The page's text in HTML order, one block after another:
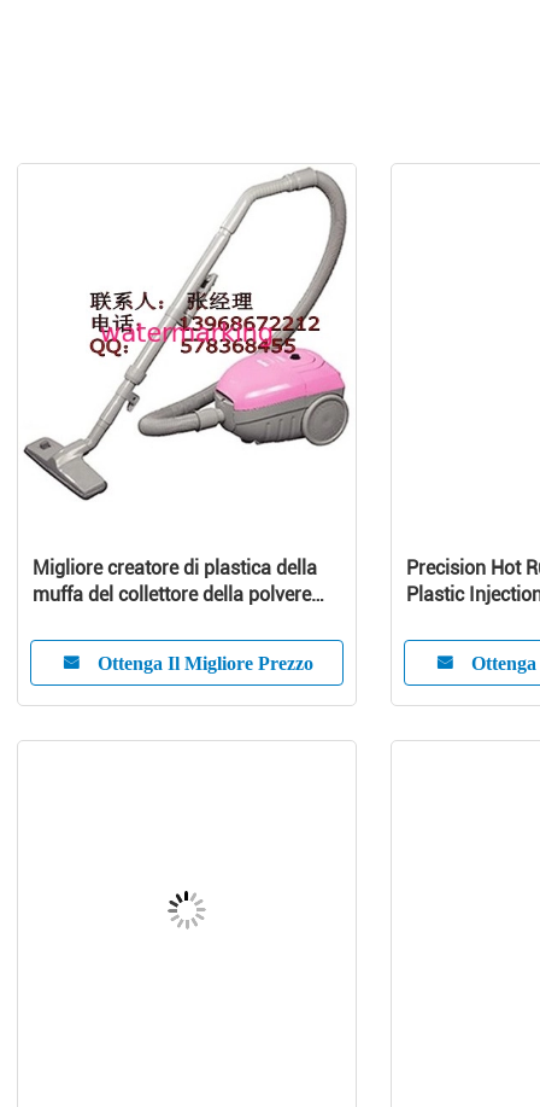
Migliore creatore di plastica della
muffa del collettore della polvere
Ottenga Il Migliore Prezzo
Precision Hot
Plastic